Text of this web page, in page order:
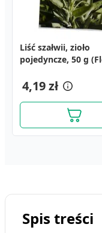
Liść szałwii, zioło
pojedyncze, 50 g
4,19 zł
Spis treści